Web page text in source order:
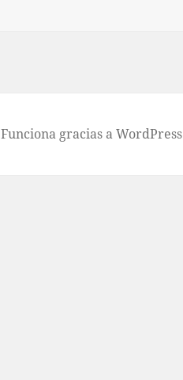
Funciona gracias a WordPress